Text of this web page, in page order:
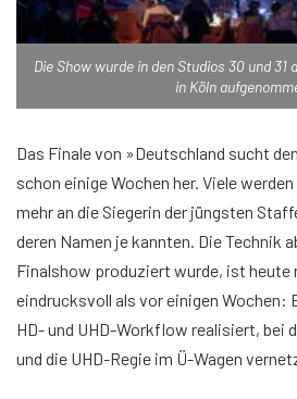
Die Show wurde in den Studios 30 und 31
in Köln
Das Finale von »Deutschland sucht
schon einige Wochen her. Viele
mehr an die Siegerin der jüngsten
deren Namen je kannten. Die Technik
Finalshow produziert wurde, ist heute
eindrucksvoll als vor einigen Wochen:
HD- und UHD-Workflow realisiert, bei
und die UHD-Regie im Ü-Wagen